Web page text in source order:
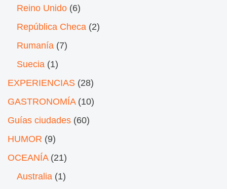
Reino Unido (6)
República Checa (2)
Rumanía (7)
Suecia (1)
EXPERIENCIAS (28)
GASTRONOMÍA(10)
Guías ciudades (60)
HUMOR (9)
OCEANÍA(21)
Australia (1)